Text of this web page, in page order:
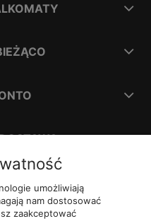
umożliwiają
nam dostosować
zaakceptować